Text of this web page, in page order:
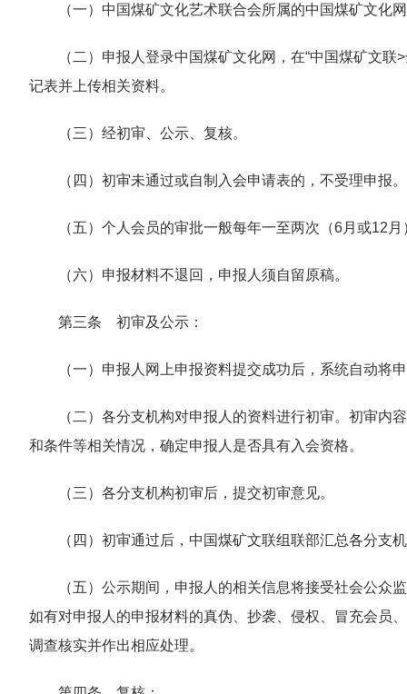
（一）中国煤矿文化艺术联合会所属的中国煤矿文化
（二）申报人登录中国煤矿文化网，在“中国煤矿文
记表并上传相关资料。
（三）经初审、公示、复核。
（四）初审未通过或自制入会申请表的，不受理申报。
（五）个人会员的审批一般每年一至两次（6月或12
（六）申报材料不退回，申报人须自留原稿。
第三条 初审及公示：
（一）申报人网上申报资料提交成功后，系统自动将
（二）各分支机构对申报人的资料进行初审。初审
和条件等相关情况，确定申报人是否具有入会资格。
（三）各分支机构初审后，提交初审意见。
（四）初审通过后，中国煤矿文联组联部汇总各分
（五）公示期间，申报人的相关信息将接受社会公
如有对申报人的申报材料的真伪、抄袭、侵权、冒充会员
调查核实并作出相应处理。